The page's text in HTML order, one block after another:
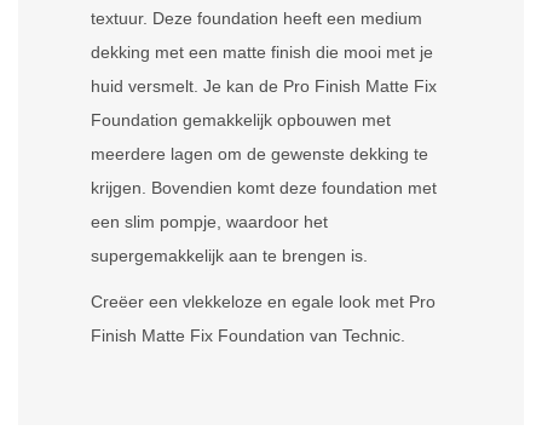
textuur. Deze foundation heeft een medium
dekking met een matte finish die mooi met je
huid versmelt. Je kan de Pro Finish Matte Fix
Foundation gemakkelijk opbouwen met
meerdere lagen om de gewenste dekking te
krijgen. Bovendien komt deze foundation met
een slim pompje, waardoor het
supergemakkelijk aan te brengen is.
Creëer een vlekkeloze en egale look met Pro
Finish Matte Fix Foundation van Technic.